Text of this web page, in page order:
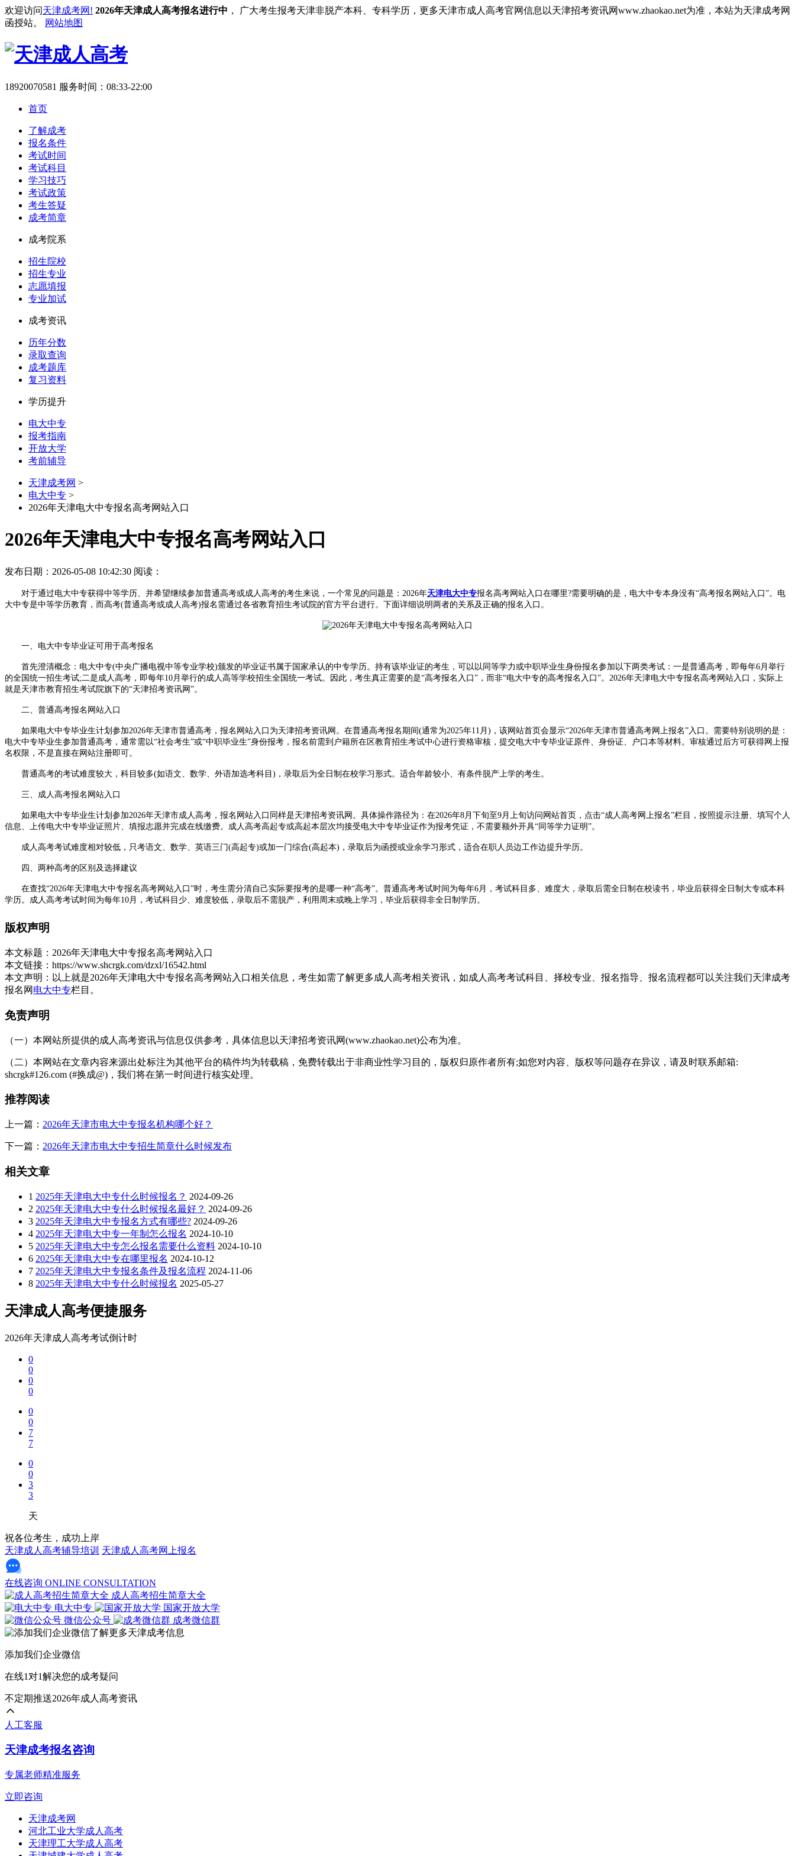
欢迎访问天津成考网! 2026年天津成人高考报名进行中 ， 广大考生报考天津非脱产本科、专科学历，更多天津市成人高考官网信息以天津招考资讯网www.zhaokao.net为准，本站为天津成考网
函授站。
网站地图
18920070581 服务时间：08:33-22:00
首页
了解成考
报名条件
考试时间
考试科目
学习技巧
考试政策
考生答疑
成考简章
成考院系
招生院校
招生专业
志愿填报
专业加试
成考资讯
历年分数
录取查询
成考题库
复习资料
学历提升
电大中专
报考指南
开放大学
考前辅导
天津成考网 >
电大中专 >
2026年天津电大中专报名高考网站入口
2026年天津电大中专报名高考网站入口
发布日期：2026-05-08 10:42:30 阅读：
对于通过电大中专获得中等学历、并希望继续参加普通高考或成人高考的考生来说，一个常见的问题是：2026年天津电大中专报名高考网站入口在哪里?需要明确的是，电大中专本身没有“高考报名网站入口”。电
大中专是中等学历教育，而高考(普通高考或成人高考)报名需通过各省教育招生考试院的官方平台进行。下面详细说明两者的关系及正确的报名入口。
一、电大中专毕业证可用于高考报名
首先澄清概念：电大中专(中央广播电视中等专业学校)颁发的毕业证书属于国家承认的中专学历。持有该毕业证的考生，可以以同等学力或中职毕业生身份报名参加以下两类考试：一是普通高考，即每年6月举行
的全国统一招生考试;二是成人高考，即每年10月举行的成人高等学校招生全国统一考试。因此，考生真正需要的是“高考报名入口”，而非“电大中专的高考报名入口”。2026年天津电大中专报名高考网站入口，实际上
就是天津市教育招生考试院旗下的“天津招考资讯网”。
二、普通高考报名网站入口
如果电大中专毕业生计划参加2026年天津市普通高考，报名网站入口为天津招考资讯网。在普通高考报名期间(通常为2025年11月)，该网站首页会显示“2026年天津市普通高考网上报名”入口。需要特别说明的是：
电大中专毕业生参加普通高考，通常需以“社会考生”或“中职毕业生”身份报考，报名前需到户籍所在区教育招生考试中心进行资格审核，提交电大中专毕业证原件、身份证、户口本等材料。审核通过后方可获得网上报
名权限，不是直接在网站注册即可。
普通高考的考试难度较大，科目较多(如语文、数学、外语加选考科目)，录取后为全日制在校学习形式。适合年龄较小、有条件脱产上学的考生。
三、成人高考报名网站入口
如果电大中专毕业生计划参加2026年天津市成人高考，报名网站入口同样是天津招考资讯网。具体操作路径为：在2026年8月下旬至9月上旬访问网站首页，点击“成人高考网上报名”栏目，按照提示注册、填写个人
信息、上传电大中专毕业证照片、填报志愿并完成在线缴费。成人高考高起专或高起本层次均接受电大中专毕业证作为报考凭证，不需要额外开具“同等学力证明”。
成人高考考试难度相对较低，只考语文、数学、英语三门(高起专)或加一门综合(高起本)，录取后为函授或业余学习形式，适合在职人员边工作边提升学历。
四、两种高考的区别及选择建议
在查找“2026年天津电大中专报名高考网站入口”时，考生需分清自己实际要报考的是哪一种“高考”。普通高考考试时间为每年6月，考试科目多、难度大，录取后需全日制在校读书，毕业后获得全日制大专或本科
学历。成人高考考试时间为每年10月，考试科目少、难度较低，录取后不需脱产，利用周末或晚上学习，毕业后获得非全日制学历。
电大中专毕业生以在职人员为主，绝大多数选择成人高考。但如果考生年龄较小(如22岁以下)、有充足的时间和经济条件脱产上学，也可以选择普通高考，重新进入全日制大学读书。两种途径各有适用人群，没有
绝对的好坏之分。
五、重要提醒
第一，电大中专毕业证必须真实有效且在学信网或中央电中官网可查。伪造或购买假证无法通过高考报名资格审核，且可能承担法律责任。第二，无论是普通高考还是成人高考，报名入口均为天津招考资讯网，
不存在“电大中专单独的高考报名通道”。任何声称可通过电大中专内部渠道报名高考的机构，均需谨慎核实。第三，高考报名有严格的时间窗口，错过无法补报。建议在报名开始前2个月就准备好电大中专毕业证原件
及复印件、身份证、户口本等材料。
2026年天津电大中专
考试院或户籍所在区招办。
展开全文
版权声明
本文标题： 2026年天津电大中专报名高考网站入口
本文链接： https://www.shcrgk.com/dzxl/16542.html
本文声明： 以上就是2026年天津电大中专报名高考网站入口相关信息，考生如需了解更多成人高考相关资讯，如成人高考考试科目、择校专业、报名指导、报名流程都可以关注我们天津成考
报名网 电大中专栏目。
免责声明
（一）本网站所提供的成人高考资讯与信息仅供参考，具体信息以天津招考资讯网(www.zhaokao.net)公布为准。
（二）本网站在文章内容来源出处标注为其他平台的稿件均为转载稿，免费转载出于非商业性学习目的，版权归原作者所有;如您对内容、版权等问题存在异议，请及时联系邮箱:
shcrgk#126.com (#换成@)，我们将在第一时间进行核实处理。
推荐阅读
上一篇： 2026年天津市电大中专报名机构哪个好？
下一篇： 2026年天津市电大中专招生简章什么时候发布
相关文章
1 2025年天津电大中专什么时候报名？ 2024-09-26
2 2025年天津电大中专什么时候报名最好？ 2024-09-26
3 2025年天津电大中专报名方式有哪些? 2024-09-26
4 2025年天津电大中专一年制怎么报名 2024-10-10
5 2025年天津电大中专怎么报名需要什么资料 2024-10-10
6 2025年天津电大中专在哪里报名 2024-10-12
7 2025年天津电大中专报名条件及报名流程 2024-11-06
8 2025年天津电大中专什么时候报名 2025-05-27
天津成人高考便捷服务
2026年天津成人高考考试倒计时
0
0
0
0
0
0
7
7
0
0
3
3
天
祝各位考生，成功上岸
天津成人高考辅导培训 天津成人高考网上报名
在线咨询 ONLINE CONSULTATION
成人高考招生简章大全
电大中专
国家开放大学
微信公众号
成考微信群
添加我们企业微信
在线1对1解决您的成考疑问
不定期推送2026年成人高考资讯
人工客服
天津成考报名咨询
专属老师精准服务
立即咨询
天津成考网
河北工业大学成人高考
天津理工大学成人高考